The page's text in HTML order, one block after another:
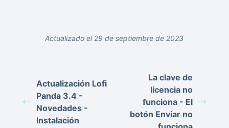
Actualizado el 29 de septiembre de 2023
Actualización Lofi
Panda 3.4 -
Novedades -
Instalación
La clave de
licencia no
funciona - El
botón Enviar no